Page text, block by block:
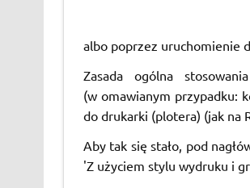
albo poprzez uruchomienie
Zasada ogólna
(w omawianym przypadku:
do drukarki (plotera) (jak na
Aby tak się stało, pod
'Z użyciem stylu wydruku i